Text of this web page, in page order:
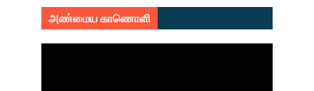
அண்மைய காணொளி